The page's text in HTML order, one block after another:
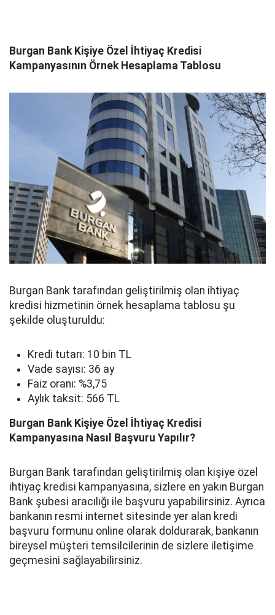
Burgan Bank Kişiye Özel İhtiyaç Kredisi
Kampanyasının Örnek Hesaplama Tablosu
Burgan Bank tarafından geliştirilmiş olan ihtiyaç
kredisi hizmetinin örnek hesaplama tablosu şu
şekilde oluşturuldu:
Kredi tutarı: 10 bin TL
Vade sayısı: 36 ay
Faiz oranı: %3,75
Aylık taksit: 566 TL
Burgan Bank Kişiye Özel İhtiyaç Kredisi
Kampanyasına Nasıl Başvuru Yapılır?
Burgan Bank tarafından geliştirilmiş olan kişiye özel
ihtiyaç kredisi kampanyasına, sizlere en yakın Burgan
Bank şubesi aracılığı ile başvuru yapabilirsiniz. Ayrıca
bankanın resmi internet sitesinde yer alan kredi
başvuru formunu online olarak doldurarak, bankanın
bireysel müşteri temsilcilerinin de sizlere iletişime
geçmesini sağlayabilirsiniz.